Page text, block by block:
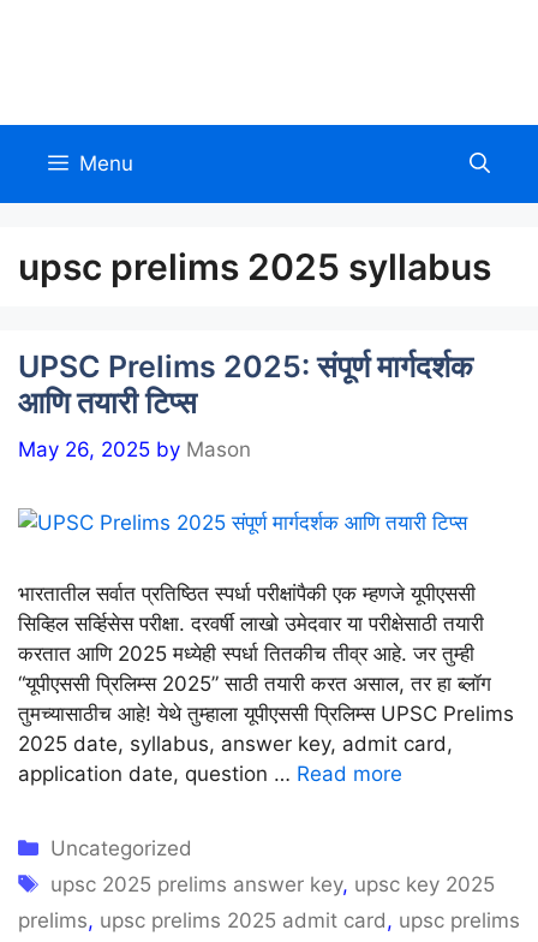
Menu
upsc prelims 2025 syllabus
UPSC Prelims 2025: संपूर्ण मार्गदर्शक
आणि तयारी टिप्स
May 26, 2025 by Mason
भारतातील सर्वात प्रतिष्ठित स्पर्धा परीक्षांपैकी एक म्हणजे यूपीएससी
सिव्हिल सर्व्हिसेस परीक्षा. दरवर्षी लाखो उमेदवार या परीक्षेसाठी तयारी
करतात आणि 2025 मध्येही स्पर्धा तितकीच तीव्र आहे. जर तुम्ही
“यूपीएससी प्रिलिम्स 2025” साठी तयारी करत असाल, तर हा ब्लॉग
तुमच्यासाठीच आहे! येथे तुम्हाला यूपीएससी प्रिलिम्स UPSC Prelims
2025 date, syllabus, answer key, admit card,
application date, question … Read more
Categories
Uncategorized
Tags
upsc 2025 prelims answer key, upsc key 2025
prelims, upsc prelims 2025 admit card, upsc prelims